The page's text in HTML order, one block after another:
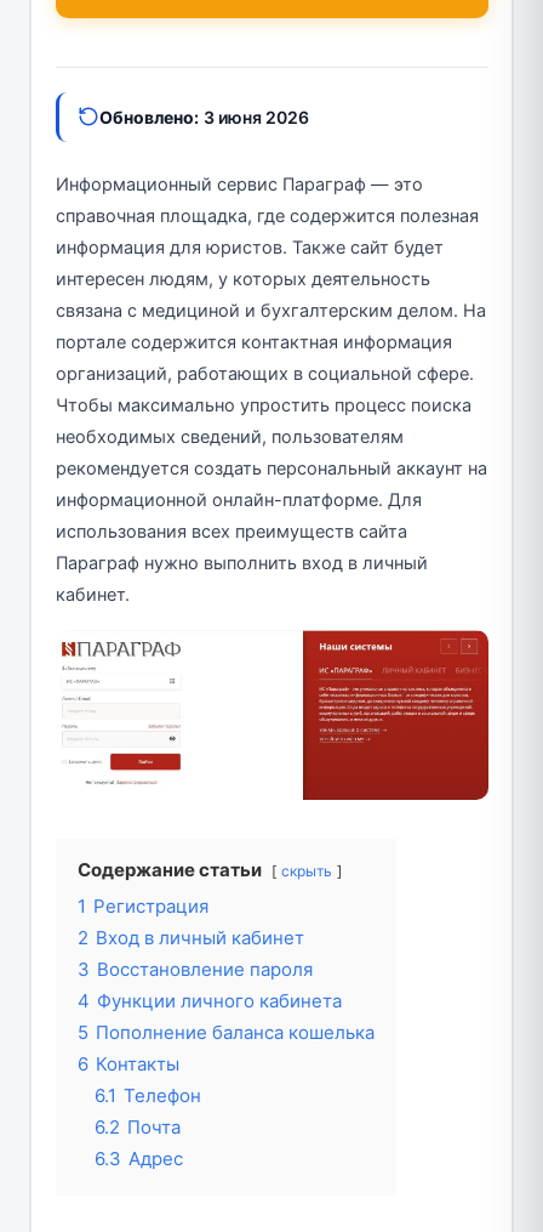
Обновлено: 3 июня 2026
Информационный сервис Параграф — это
справочная площадка, где содержится полезная
информация для юристов. Также сайт будет
интересен людям, у которых деятельность
связана с медициной и бухгалтерским делом. На
портале содержится контактная информация
организаций, работающих в социальной сфере.
Чтобы максимально упростить процесс поиска
необходимых сведений, пользователям
рекомендуется создать персональный аккаунт на
информационной онлайн-платформе. Для
использования всех преимуществ сайта
Параграф нужно выполнить вход в личный
кабинет.
Содержание статьи скрыть
1 Регистрация
2 Вход в личный кабинет
3 Восстановление пароля
4 Функции личного кабинета
5 Пополнение баланса кошелька
6 Контакты
6.1 Телефон
6.2 Почта
6.3 Адрес